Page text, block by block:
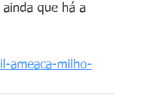
ainda que há a
ameaca-milho-